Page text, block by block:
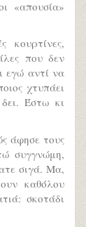
«απουσία»
κουρτίνες,
που δεν
εγώ αντί να
χτυπάει
Έστω κι
άφησε τους
συγγνώμη,
σιγά. Μα,
καθόλου
σκοτάδι